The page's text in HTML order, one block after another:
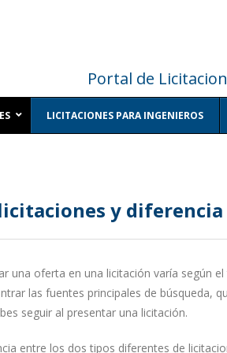
Portal de
LICITACIONES PARA INGENIEROS
y
una oferta en una licitación varía según
las fuentes principales de búsqueda,
seguir al presentar una licitación.
entre los dos tipos diferentes de